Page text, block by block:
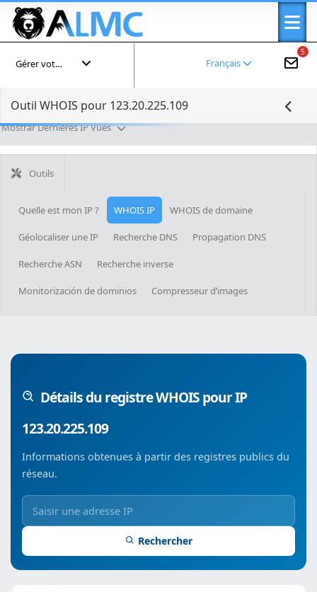
5
Français
Gérer votre compte
Outil WHOIS pour 123.20.225.109
Mostrar Dernières IP Vues
Outils
Quelle est mon IP ? WHOIS IP WHOIS de domaine
Géolocaliser une IP Recherche DNS Propagation DNS
Recherche ASN Recherche inverse
Monitorización de dominios Compresseur d’images
Détails du registre WHOIS pour IP
123.20.225.109
Informations obtenues à partir des registres publics du
réseau.
Rechercher